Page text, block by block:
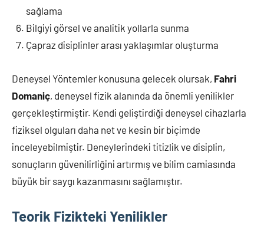
sağlama
Bilgiyi görsel ve analitik yollarla sunma
Çapraz disiplinler arası yaklaşımlar oluşturma
Deneysel Yöntemler konusuna gelecek olursak, Fahri
Domaniç, deneysel fizik alanında da önemli yenilikler
gerçekleştirmiştir. Kendi geliştirdiği deneysel cihazlarla
fiziksel olguları daha net ve kesin bir biçimde
inceleyebilmiştir. Deneylerindeki titizlik ve disiplin,
sonuçların güvenilirliğini artırmış ve bilim camiasında
büyük bir saygı kazanmasını sağlamıştır.
Teorik Fizikteki Yenilikler